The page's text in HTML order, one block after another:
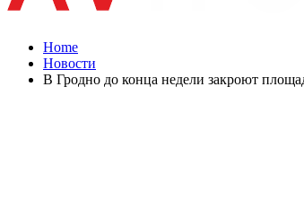
Home
Новости
В Гродно до конца недели закроют